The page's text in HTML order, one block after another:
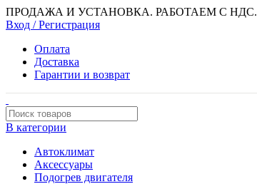
ПРОДАЖА И УСТАНОВКА. РАБОТАЕМ С НДС.
Вход / Регистрация
Оплата
Доставка
Гарантии и возврат
В категории
Автоклимат
Аксессуары
Подогрев двигателя